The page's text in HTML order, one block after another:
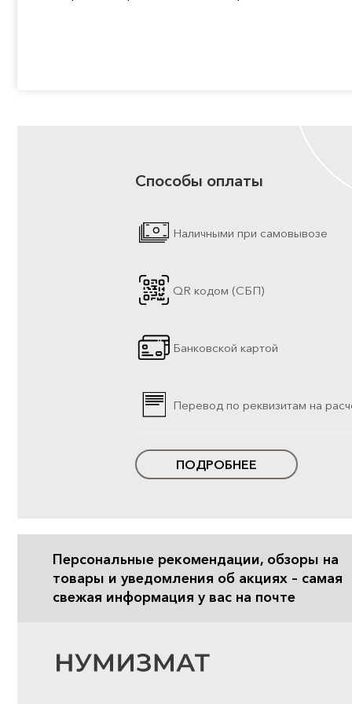
Способы оплаты
Наличными при самовывозе
QR кодом (СБП)
Банковской картой
Перевод по реквизитам на
ПОДРОБНЕЕ
Персональные рекомендации, обзоры на
товары и уведомления об акциях – самая
свежая информация у вас на почте